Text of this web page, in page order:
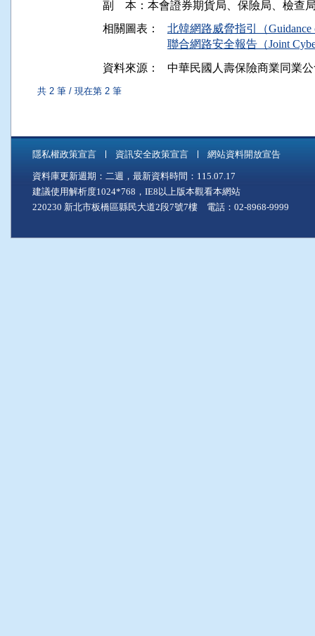
相關圖表：
北韓網路威脅指引（Guidance
聯合網路安全報告（Joint
資料來源：
中華民國人壽保險商業同業
共 2 筆 / 現在第 2 筆
隱私權政策宣言 資訊安全政策宣言 網站資料開放宣告
資料庫更新週期：二週，最新資料時間：115.07.17
建議使用解析度1024*768，IE8以上版本觀看本網站
220230 新北市板橋區縣民大道2段7號7樓 電話：02-8968-9999